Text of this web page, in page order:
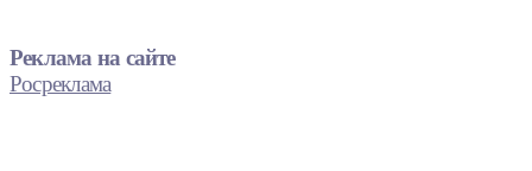
Реклама на сайте
Росреклама